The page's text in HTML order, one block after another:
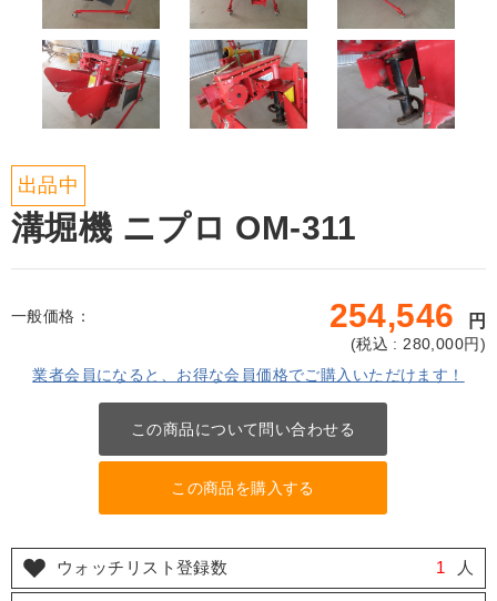
出品中
溝堀機 ニプロ OM-311
一般価格： 254,546 円
(税込 : 280,000円)
業者会員になると、お得な会員価格でご購入いただけます！
この商品について問い合わせる
この商品を購入する
ウォッチリスト登録数 1 人